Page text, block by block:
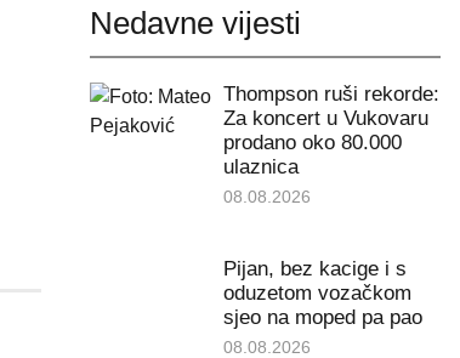
Nedavne vijesti
Thompson ruši rekorde:
Za koncert u Vukovaru
prodano oko 80.000
ulaznica
08.08.2026
Pijan, bez kacige i s
oduzetom vozačkom
sjeo na moped pa pao
08.08.2026